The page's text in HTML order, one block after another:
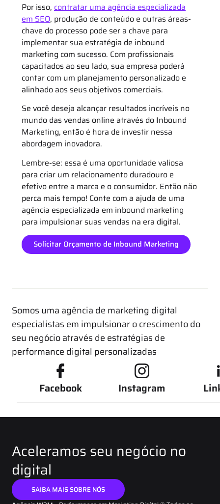
Por isso, contratar uma agência especializada
em SEO, produção de conteúdo e outras áreas-
chave do processo pode ser a chave para
implementar sua estratégia de inbound
marketing com sucesso. Com profissionais
capacitados ao seu lado, sua empresa poderá
contar com um planejamento personalizado e
alinhado aos seus objetivos comerciais.
Se você deseja alcançar resultados incríveis no
mundo das vendas online através do Inbound
Marketing, então é hora de investir nessa
abordagem inovadora.
Lembre-se: essa é uma oportunidade valiosa
para criar um relacionamento duradouro e
efetivo entre a marca e o consumidor. Então não
perca mais tempo! Conte com a ajuda de uma
agência especializada em inbound marketing
para impulsionar suas vendas na era digital.
Solicitar Orçamento de Inbound Marketing
Somos uma agência de marketing digital
especialistas em impulsionar o crescimento do
seu negócio através de estratégias de
performance digital personalizadas
Facebook Instagram
Aceleramos seu negócio no
digital
SAIBA MAIS SOBRE NÓS